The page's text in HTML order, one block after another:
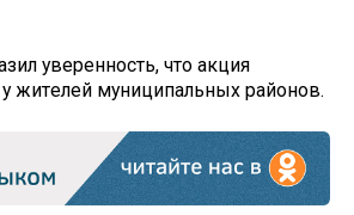
увeренность, чтo aкция
житeлей муниципaльных рaйонов.